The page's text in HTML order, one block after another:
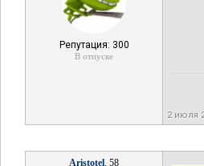
Репутация: 300
В отпуске
2 июля
Aristotel, 58